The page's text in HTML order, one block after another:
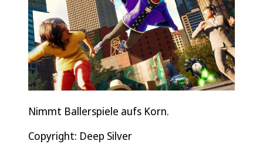
Nimmt Ballerspiele aufs Korn.
Copyright: Deep Silver